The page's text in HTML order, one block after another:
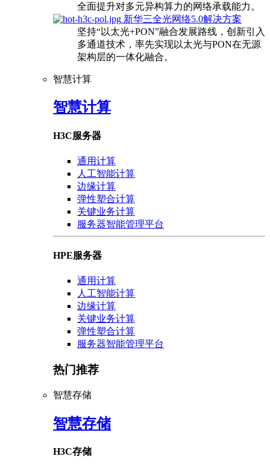
全面提升对多元异构算力的网络承载能力。
新华三全光网络5.0解决方案
坚持“以太光+PON”融合发展路线，创新引入
多通道技术，率先实现以太光与PON在无源
架构层的一体化融合。
智慧计算
智慧计算
H3C服务器
通用计算
人工智能计算
边缘计算
弹性塑合计算
关键业务计算
服务器智能管理平台
HPE服务器
通用计算
人工智能计算
边缘计算
关键业务计算
弹性塑合计算
服务器智能管理平台
热门推荐
智慧存储
智慧存储
H3C存储